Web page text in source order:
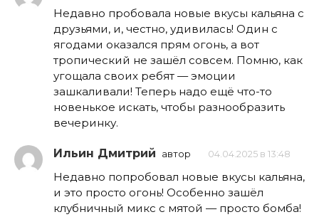
Недавно пробовала новые вкусы кальяна с
друзьями, и, честно, удивилась! Один с
ягодами оказался прям огонь, а вот
тропический не зашёл совсем. Помню, как
угощала своих ребят — эмоции
зашкаливали! Теперь надо ещё что-то
новенькое искать, чтобы разнообразить
вечеринку.
Ильин Дмитрий автор 04.04.2025 в 13:48
Недавно попробовал новые вкусы кальяна,
и это просто огонь! Особенно зашёл
клубничный микс с мятой — просто бомба!